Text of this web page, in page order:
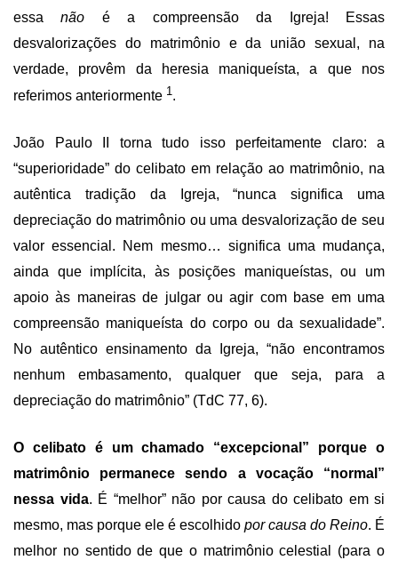
essanão é a compreensão da Igreja! Essas
desvalorizações do matrimônio e da união sexual, na
verdade, provêm da heresia maniqueísta, a que nos
referimos anteriormente 1 .
João Paulo II torna tudo isso perfeitamente claro: a
“superioridade” do celibato em relação ao matrimônio, na
autêntica tradição da Igreja, “nunca significa uma
depreciação do matrimônio ou uma desvalorização de seu
valor essencial. Nem mesmo… significa uma mudança,
ainda que implícita, às posições maniqueístas, ou um
apoio às maneiras de julgar ou agir com base em uma
compreensão maniqueísta do corpo ou da sexualidade”.
No autêntico ensinamento da Igreja, “não encontramos
nenhum embasamento, qualquer que seja, para a
depreciação do matrimônio” (TdC 77, 6).
O celibato é um chamado “excepcional” porque o
matrimônio permanece sendo a vocação “normal”
nessa vida. É “melhor” não por causa do celibato em si
mesmo, mas porque ele é escolhido por causa do Reino. É
melhor no sentido de que o matrimônio celestial (para o